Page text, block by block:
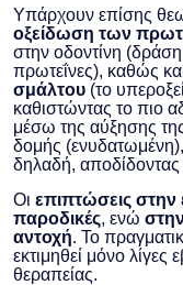
Υπάρχουν επίσης
οξείδωση των
στην οδοντίνη
πρωτεΐνες), καθώς
σμάλτου (το
καθιστώντας το πιο
μέσω της αύξησης
δομής
δηλαδή, αποδίδοντας
Οι επιπτώσεις στην
παροδικές, ενώ
αντοχή. Το
εκτιμηθεί μόνο
θεραπείας.